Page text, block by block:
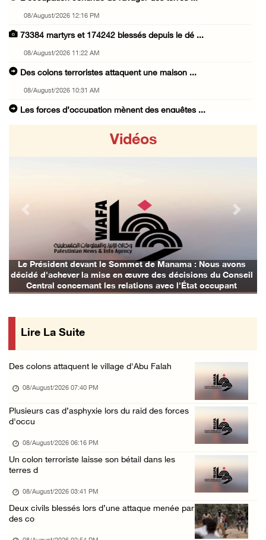
08/August/2026 12:16 PM
73384 martyrs et 174242 blessés depuis le dé ...
08/August/2026 11:22 AM
Des colons terroristes attaquent une maison ...
08/August/2026 10:31 AM
Les forces d’occupation mènent des enquêtes ...
08/August/2026 09:20 AM
Les forces israéliennes mènent un raid à Bet ...
07/August/2026 11:41 PM
Les forces israéliennes arrêtent un garçon d ...
07/August/2026 10:52 PM
Les forces d'occupation israéliennes entrave ...
Trois Palestiniens blessés lors d'une agress ...
07/August/2026 09:00 PM
Club des prisonniers palestiniens : Le renou ...
Vidéos
Le Président devant le Sommet de Manama : Nous avons
décidé d'achever la mise en œuvre des décisions du Conseil
Central concernant les relations avec l'État occupant
Previous Next
Lire La Suite
Des colons attaquent le village d'Abu Falah
08/August/2026 07:40 PM
Plusieurs cas d’asphyxie lors du raid des forces
d'occu
08/August/2026 06:16 PM
Un colon terroriste laisse son bétail dans les
terres d
08/August/2026 03:41 PM
Deux civils blessés lors d’une attaque menée par
des co